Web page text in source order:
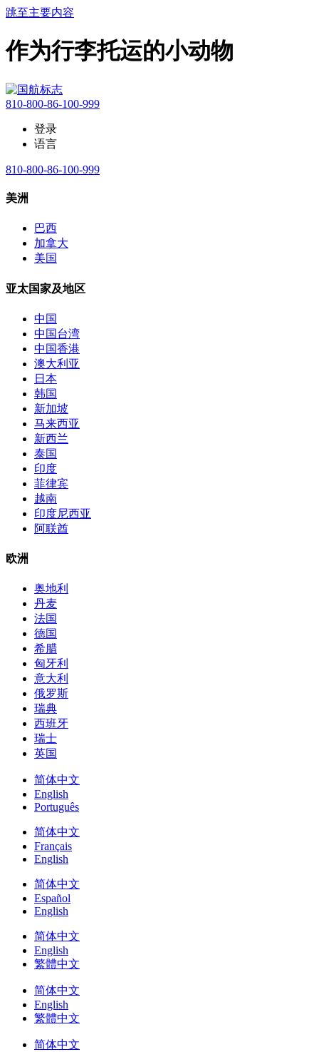
跳至主要内容
作为行李托运的小动物
810-800-86-100-999
登录
语言
810-800-86-100-999
美洲
巴西
加拿大
美国
亚太国家及地区
中国
中国台湾
中国香港
澳大利亚
日本
韩国
新加坡
马来西亚
新西兰
泰国
印度
菲律宾
越南
印度尼西亚
阿联酋
欧洲
奥地利
丹麦
法国
德国
希腊
匈牙利
意大利
俄罗斯
瑞典
西班牙
瑞士
英国
简体中文
English
Português
简体中文
Français
English
简体中文
Español
English
简体中文
English
繁體中文
简体中文
English
繁體中文
简体中文